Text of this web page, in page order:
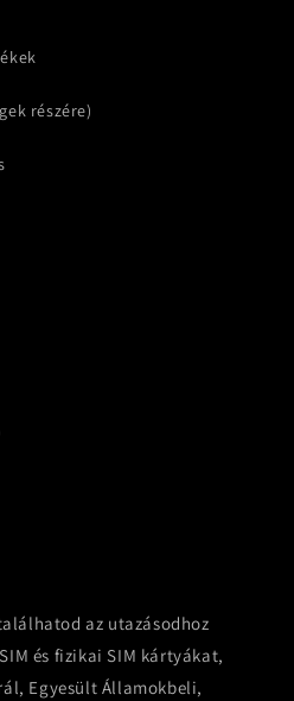
részére)
az utazásodhoz
és fizikai SIM kártyákat,
Egyesült Államokbeli,